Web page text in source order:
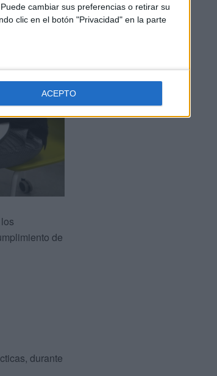
cambiar sus preferencias o retirar su
clic en el botón "Privacidad" en la parte
ACEPTO
de
durante